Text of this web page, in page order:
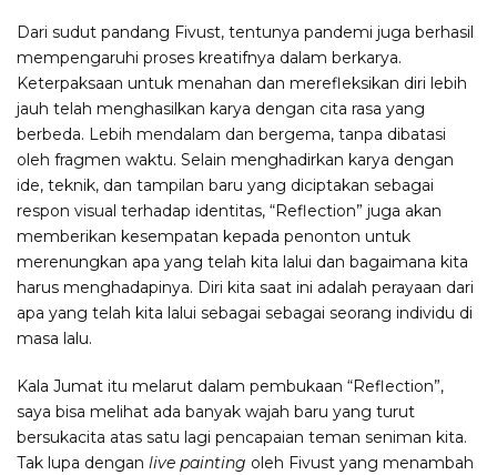
Dari sudut pandang Fivust, tentunya pandemi juga berhasil
mempengaruhi proses kreatifnya dalam berkarya.
Keterpaksaan untuk menahan dan merefleksikan diri lebih
jauh telah menghasilkan karya dengan cita rasa yang
berbeda. Lebih mendalam dan bergema, tanpa dibatasi
oleh fragmen waktu. Selain menghadirkan karya dengan
ide, teknik, dan tampilan baru yang diciptakan sebagai
respon visual terhadap identitas, “Reflection” juga akan
memberikan kesempatan kepada penonton untuk
merenungkan apa yang telah kita lalui dan bagaimana kita
harus menghadapinya. Diri kita saat ini adalah perayaan dari
apa yang telah kita lalui sebagai sebagai seorang individu di
masa lalu.
Kala Jumat itu melarut dalam pembukaan “Reflection”,
saya bisa melihat ada banyak wajah baru yang turut
bersukacita atas satu lagi pencapaian teman seniman kita.
Tak lupa dengan live painting oleh Fivust yang menambah